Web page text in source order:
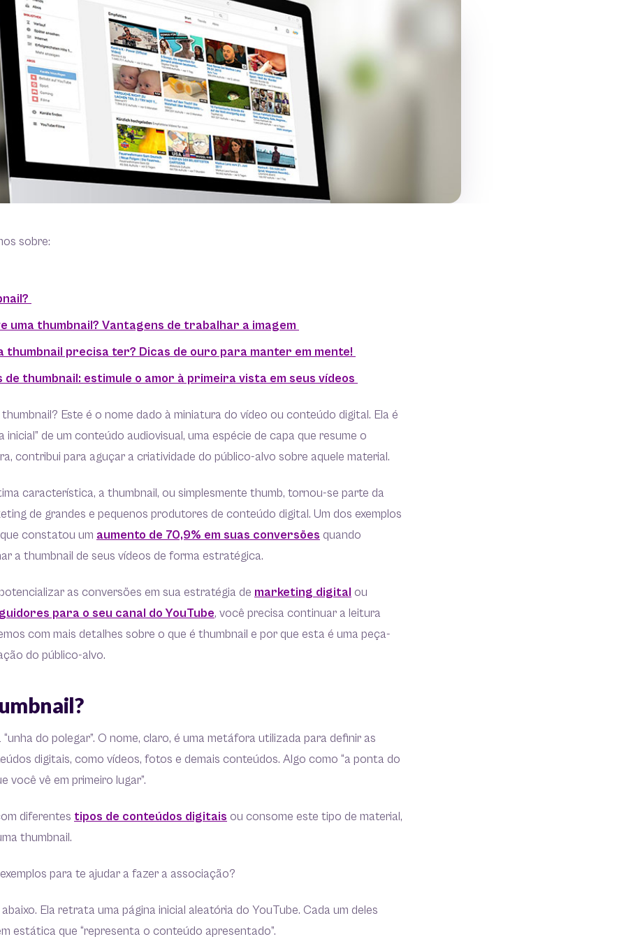
sobre:
uma thumbnail? Vantagens de trabalhar a imagem
thumbnail precisa ter? Dicas de ouro para manter em mente!
de thumbnail: estimule o amor à primeira vista em seus vídeos
Este é o nome dado à miniatura do vídeo ou conteúdo digital. Ela é
inicial” de um conteúdo audiovisual, uma espécie de capa que resume o
contribui para aguçar a criatividade do público-alvo sobre aquele material.
característica, a thumbnail, ou simplesmente thumb, tornou-se parte da
de grandes e pequenos produtores de conteúdo digital. Um dos exemplos
constatou um aumento de 70,9% em suas conversões quando
a thumbnail de seus vídeos de forma estratégica.
as conversões em sua estratégia de marketing digital ou
para o seu canal do YouTube, você precisa continuar a leitura
com mais detalhes sobre o que é thumbnail e por que esta é uma peça-
do público-alvo.
do polegar”. O nome, claro, é uma metáfora utilizada para definir as
digitais, como vídeos, fotos e demais conteúdos. Algo como “a ponta do
você vê em primeiro lugar”.
diferentes tipos de conteúdos digitais ou consome este tipo de material,
thumbnail.
para te ajudar a fazer a associação?
Ela retrata uma página inicial aleatória do YouTube. Cada um deles
estática que “representa o conteúdo apresentado”.